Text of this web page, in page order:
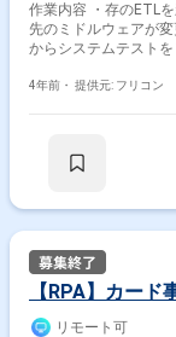
作業内容 ・存のETL
先のミドルウェアが
からシステムテスト
4年前・ 提供元: フリコン
【RPA】カー
リモート可